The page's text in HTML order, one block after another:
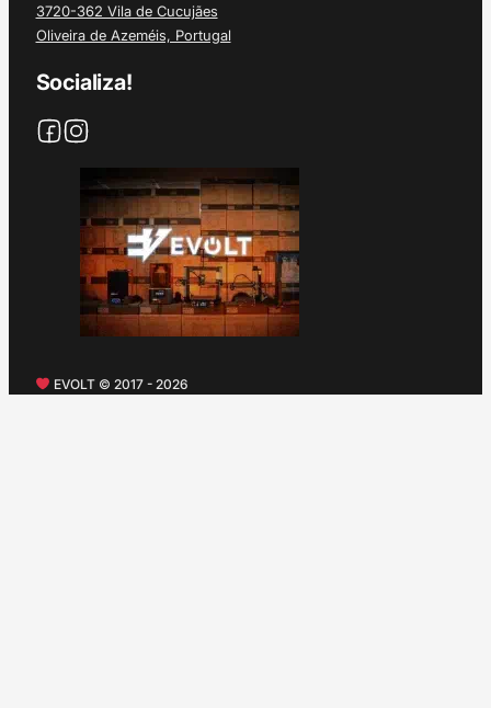
3720-362 Vila de Cucujães
Oliveira de Azeméis, Portugal
Socializa!
EVOLT © 2017 - 2026